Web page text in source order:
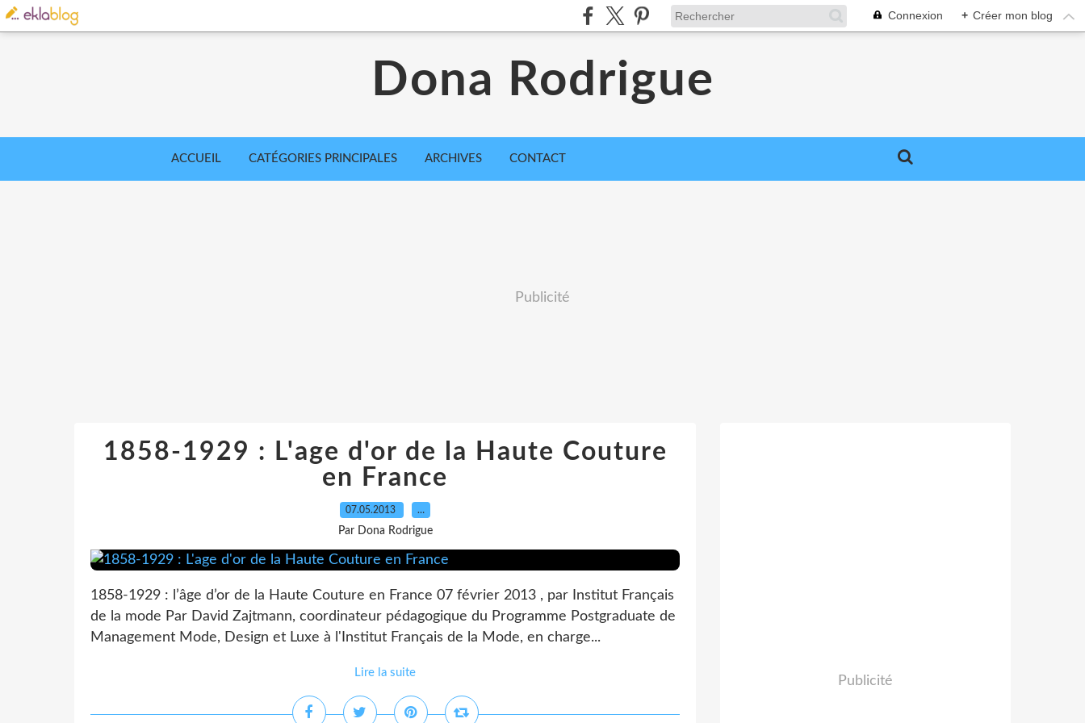
Connexion + Créer mon blog
Dona Rodrigue
ACCUEIL CATÉGORIES PRINCIPALES ARCHIVES CONTACT
Publicité
1858-1929 : L'age d'or de la Haute Couture
en France
07.05.2013 …
Par Dona Rodrigue
1858-1929 : l’âge d’or de la Haute Couture en France 07 février 2013 , par Institut Français
de la mode Par David Zajtmann, coordinateur pédagogique du Programme Postgraduate de
Management Mode, Design et Luxe à l'Institut Français de la Mode, en charge...
Lire la suite
Publicité